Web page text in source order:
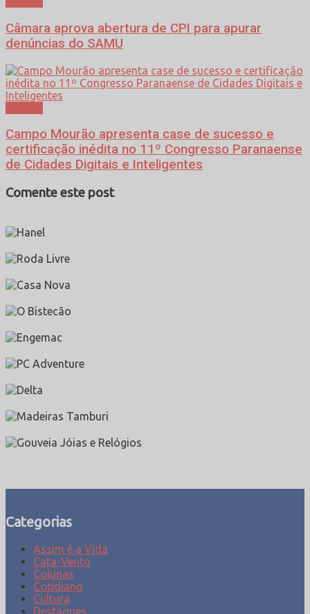
Câmara aprova abertura de CPI para apurar
denúncias do SAMU
Campo Mourão apresenta case de sucesso e
certificação inédita no 11º Congresso Paranaense
de Cidades Digitais e Inteligentes
Comente este post
Categorias
Assim é a Vida
Cata-Vento
Colunas
Cotidiano
Cultura
Destaques